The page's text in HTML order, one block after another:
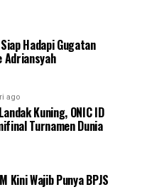
Hadapi Gugatan
Adriansyah
ago
Kuning, ONIC ID
Turnamen Dunia
Kini Wajib Punya BPJS